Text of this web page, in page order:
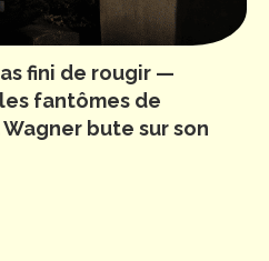
fini de rougir —
fantômes de
bute sur son